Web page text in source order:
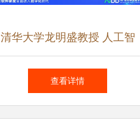
清华大学龙明盛教授 人工智
能工程化软件研发与应用软件
查看详情